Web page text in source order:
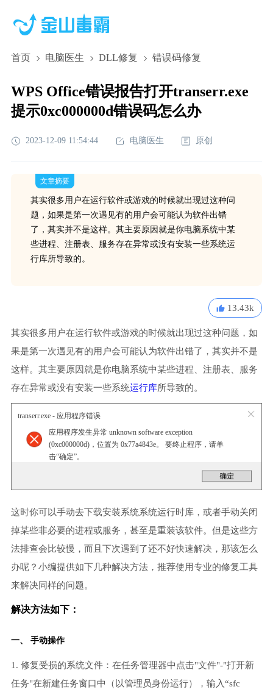
首页 电脑医生 DLL修复 错误码修复
WPS Office错误报告打开transerr.exe
提示0xc000000d错误码怎么办
2023-12-09 11:54:44 电脑医生 原创
文章摘要
其实很多用户在运行软件或游戏的时候就出现过这种问
题，如果是第一次遇见有的用户会可能认为软件出错
了，其实并不是这样。其主要原因就是你电脑系统中某
些进程、注册表、服务存在异常或没有安装一些系统运
行库所导致的。
13.43k
其实很多用户在运行软件或游戏的时候就出现过这种问题，如
果是第一次遇见有的用户会可能认为软件出错了，其实并不是
这样。其主要原因就是你电脑系统中某些进程、注册表、服务
存在异常或没有安装一些系统运行库所导致的。
transerr.exe - 应用程序错误
应用程序发生异常 unknown software exception
(0xc000000d)，位置为 0x77a4843e。 要终止程序，请单
击“确定”。
这时你可以手动去下载安装系统系统运行时库，或者手动关闭
掉某些非必要的进程或服务，甚至是重装该软件。但是这些方
法排查会比较慢，而且下次遇到了还不好快速解决，那该怎么
办呢？小编提供如下几种解决方法，推荐使用专业的修复工具
来解决同样的问题。
解决方法如下：
一、 手动操作
1. 修复受损的系统文件：在任务管理器中点击"文件"-"打开新
任务"在新建任务窗口中（以管理员身份运行），输入“sfc